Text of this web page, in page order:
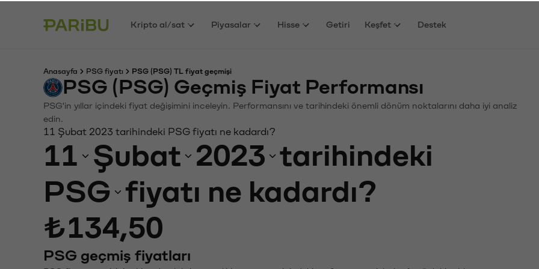
Kripto al/sat Piyasalar Hisse Getiri Keşfet Destek
Anasayfa PSG fiyatı PSG (PSG) TL fiyat geçmişi
PSG (PSG) Geçmiş Fiyat Performansı
PSG'in yıllar içindeki fiyat değişimini inceleyin. Performansını ve tarihindeki önemli dönüm noktalarını daha iyi analiz
edin.
11 Şubat 2023 tarihindeki PSG fiyatı ne kadardı?
11 Şubat 2023 tarihindeki
PSG fiyatı ne kadardı?
₺134,50
PSG geçmiş fiyatları